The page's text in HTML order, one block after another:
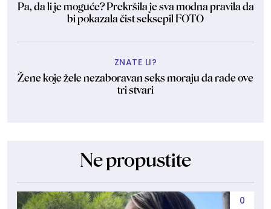
Pa, da li je moguće? Prekršila je sva modna pravila da
bi pokazala čist seksepil FOTO
ZNATE LI?
Žene koje žele nezaboravan seks moraju da rade ove
tri stvari
Ne propustite
0